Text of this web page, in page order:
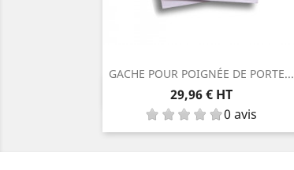
GACHE POUR POIGNÉE DE PORTE...
Prix
29,96 € HT
0 avis